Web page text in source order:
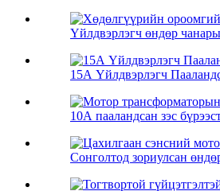
Үйлдвэрлэгч өндөр
15А Үйлдвэрлэгч
10А пааландсан зэс
Сонголтод зориулсан